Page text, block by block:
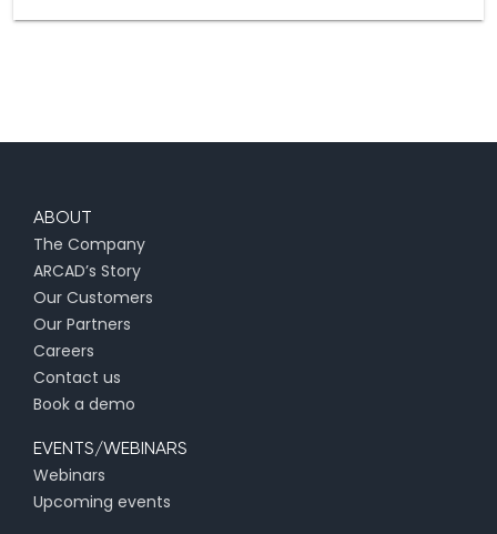
ABOUT
The Company
ARCAD’s Story
Our Customers
Our Partners
Careers
Contact us
Book a demo
EVENTS/WEBINARS
Webinars
Upcoming events